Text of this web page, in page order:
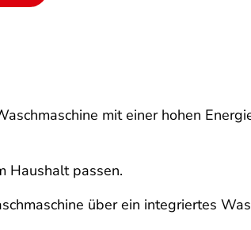
mit einer hohen
Haushalt passen.
über ein integriertes